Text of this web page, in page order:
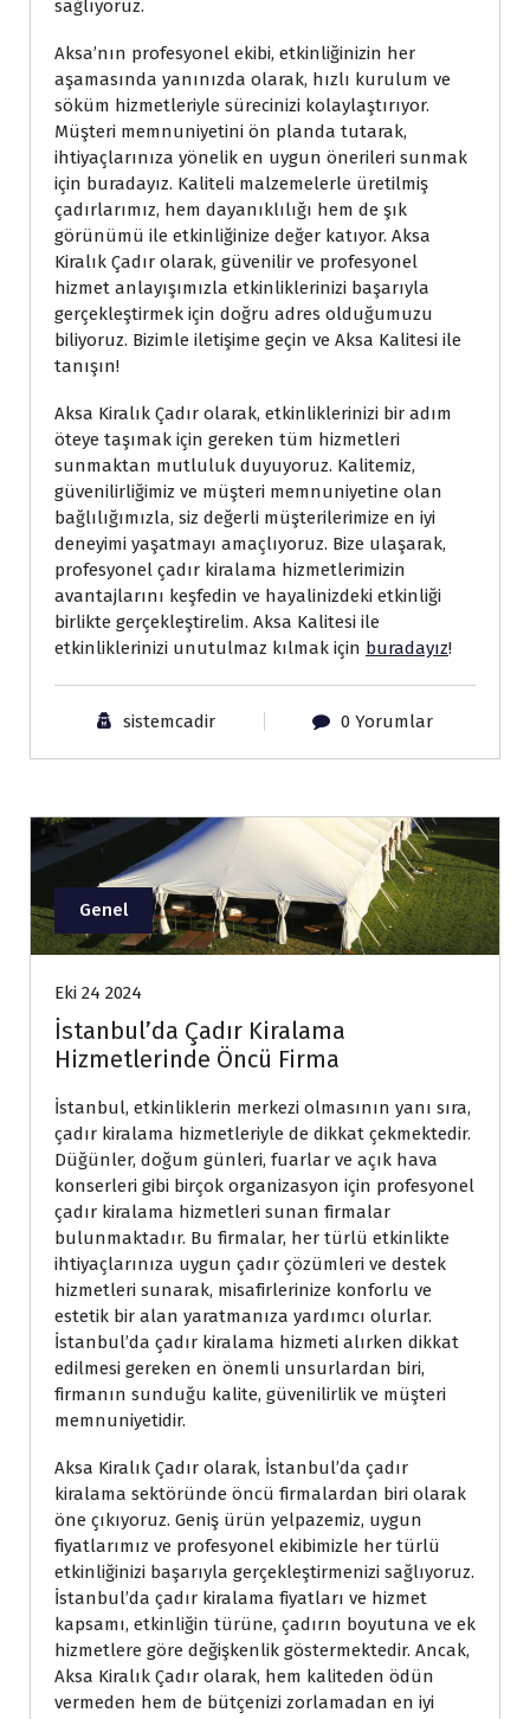
sağlıyoruz.
Aksa’nın profesyonel ekibi, etkinliğinizin her
aşamasında yanınızda olarak, hızlı kurulum ve
söküm hizmetleriyle sürecinizi kolaylaştırıyor.
Müşteri memnuniyetini ön planda tutarak,
ihtiyaçlarınıza yönelik en uygun önerileri sunmak
için buradayız. Kaliteli malzemelerle üretilmiş
çadırlarımız, hem dayanıklılığı hem de şık
görünümü ile etkinliğinize değer katıyor. Aksa
Kiralık Çadır olarak, güvenilir ve profesyonel
hizmet anlayışımızla etkinliklerinizi başarıyla
gerçekleştirmek için doğru adres olduğumuzu
biliyoruz. Bizimle iletişime geçin ve Aksa Kalitesi ile
tanışın!
Aksa Kiralık Çadır olarak, etkinliklerinizi bir adım
öteye taşımak için gereken tüm hizmetleri
sunmaktan mutluluk duyuyoruz. Kalitemiz,
güvenilirliğimiz ve müşteri memnuniyetine olan
bağlılığımızla, siz değerli müşterilerimize en iyi
deneyimi yaşatmayı amaçlıyoruz. Bize ulaşarak,
profesyonel çadır kiralama hizmetlerimizin
avantajlarını keşfedin ve hayalinizdeki etkinliği
birlikte gerçekleştirelim. Aksa Kalitesi ile
etkinliklerinizi unutulmaz kılmak için buradayız!
sistemcadir 0 Yorumlar
Genel
Eki 24 2024
İstanbul’da Çadır Kiralama
Hizmetlerinde Öncü Firma
İstanbul, etkinliklerin merkezi olmasının yanı sıra,
çadır kiralama hizmetleriyle de dikkat çekmektedir.
Düğünler, doğum günleri, fuarlar ve açık hava
konserleri gibi birçok organizasyon için profesyonel
çadır kiralama hizmetleri sunan firmalar
bulunmaktadır. Bu firmalar, her türlü etkinlikte
ihtiyaçlarınıza uygun çadır çözümleri ve destek
hizmetleri sunarak, misafirlerinize konforlu ve
estetik bir alan yaratmanıza yardımcı olurlar.
İstanbul’da çadır kiralama hizmeti alırken dikkat
edilmesi gereken en önemli unsurlardan biri,
firmanın sunduğu kalite, güvenilirlik ve müşteri
memnuniyetidir.
Aksa Kiralık Çadır olarak, İstanbul’da çadır
kiralama sektöründe öncü firmalardan biri olarak
öne çıkıyoruz. Geniş ürün yelpazemiz, uygun
fiyatlarımız ve profesyonel ekibimizle her türlü
etkinliğinizi başarıyla gerçekleştirmenizi sağlıyoruz.
İstanbul’da çadır kiralama fiyatları ve hizmet
kapsamı, etkinliğin türüne, çadırın boyutuna ve ek
hizmetlere göre değişkenlik göstermektedir. Ancak,
Aksa Kiralık Çadır olarak, hem kaliteden ödün
vermeden hem de bütçenizi zorlamadan en iyi